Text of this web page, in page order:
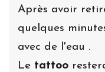
Après avoir
quelques
avec de l'eau .
Le tattoo